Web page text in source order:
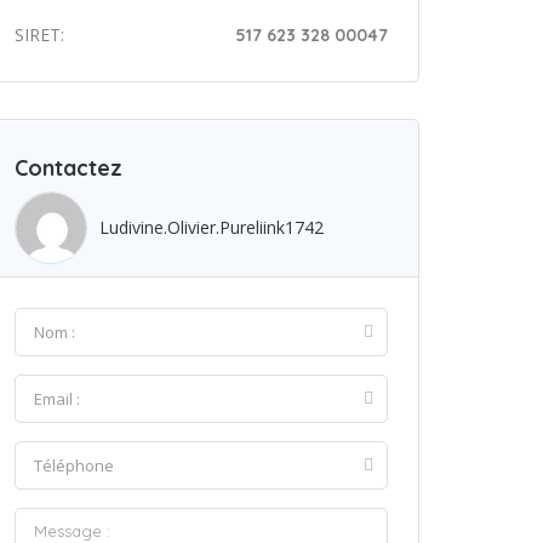
SIRET: 517 623 328 00047
Contactez
Ludivine.olivier.pureliink1742